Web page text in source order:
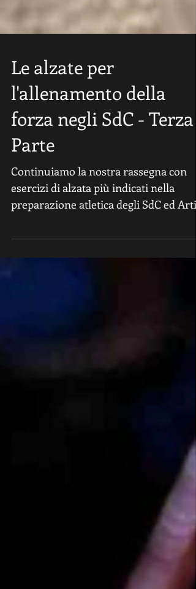
Le alzate per
l'allenamento della
forza negli SdC - Terza
Parte
esercizi di alzata più indicati nella
preparazione atletica degli SdC ed Arti